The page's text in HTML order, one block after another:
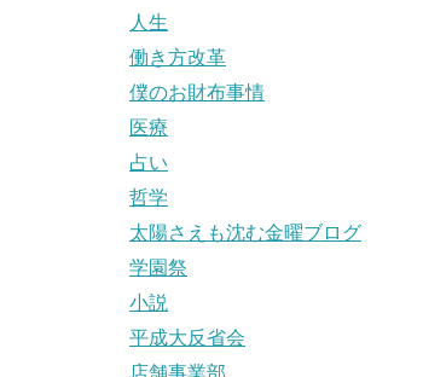
人生
働き方改革
僕のお財布事情
医療
占い
哲学
太陽さえも沈む金曜ブログ
学園祭
小説
平成大反省会